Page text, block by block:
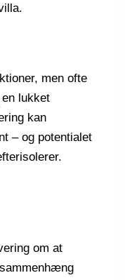
men ofte
lukket
kan
– og potentialet
om at